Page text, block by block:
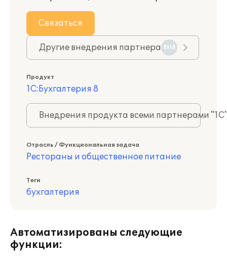
Связаться
Другие внедрения партнера 8118
Продукт
1С:Бухгалтерия 8
Внедрения продукта всеми партнерами
Отрасль / Функциональная задача
Рестораны и общественное питание
Теги
бухгалтерия
Автоматизированы следующие
функции: